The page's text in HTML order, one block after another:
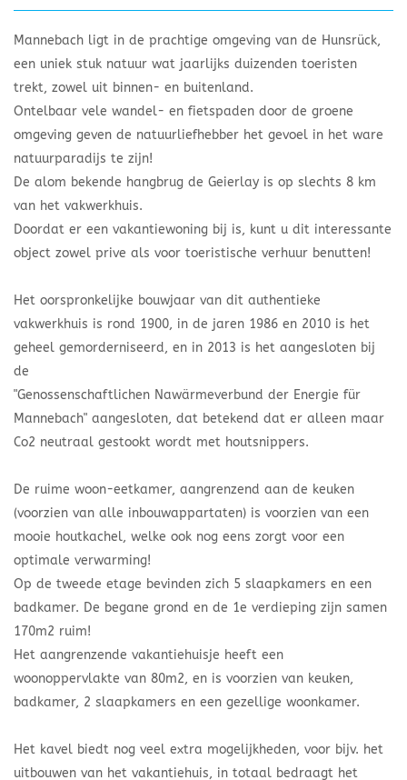
Mannebach ligt in de prachtige omgeving van de Hunsrück,
een uniek stuk natuur wat jaarlijks duizenden toeristen
trekt, zowel uit binnen- en buitenland.
Ontelbaar vele wandel- en fietspaden door de groene
omgeving geven de natuurliefhebber het gevoel in het ware
natuurparadijs te zijn!
De alom bekende hangbrug de Geierlay is op slechts 8 km
van het vakwerkhuis.
Doordat er een vakantiewoning bij is, kunt u dit interessante
object zowel prive als voor toeristische verhuur benutten!
Het oorspronkelijke bouwjaar van dit authentieke
vakwerkhuis is rond 1900, in de jaren 1986 en 2010 is het
geheel gemorderniseerd, en in 2013 is het aangesloten bij
de
"Genossenschaftlichen Nawärmeverbund der Energie für
Mannebach" aangesloten, dat betekend dat er alleen maar
Co2 neutraal gestookt wordt met houtsnippers.
De ruime woon-eetkamer, aangrenzend aan de keuken
(voorzien van alle inbouwappartaten) is voorzien van een
mooie houtkachel, welke ook nog eens zorgt voor een
optimale verwarming!
Op de tweede etage bevinden zich 5 slaapkamers en een
badkamer. De begane grond en de 1e verdieping zijn samen
170m2 ruim!
Het aangrenzende vakantiehuisje heeft een
woonoppervlakte van 80m2, en is voorzien van keuken,
badkamer, 2 slaapkamers en een gezellige woonkamer.
Het kavel biedt nog veel extra mogelijkheden, voor bijv. het
uitbouwen van het vakantiehuis, in totaal bedraagt het